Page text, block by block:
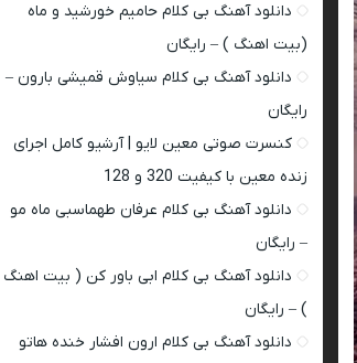
دانلود آهنگ بی کلام حامیم خورشید و ماه
(بیت اهنگ ) – رایگان
دانلود آهنگ بی کلام سیاوش قمیشی بارون –
رایگان
کنسرت صوتی معین لایو | آرشیو کامل اجرای
زنده معین با کیفیت 320 و 128
دانلود آهنگ بی کلام عرفان طهماسبی ماه مو
– رایگان
دانلود آهنگ بی کلام ابی باور کن ( بیت اهنگ
) – رایگان
دانلود آهنگ بی کلام ارون افشار خنده هاتو